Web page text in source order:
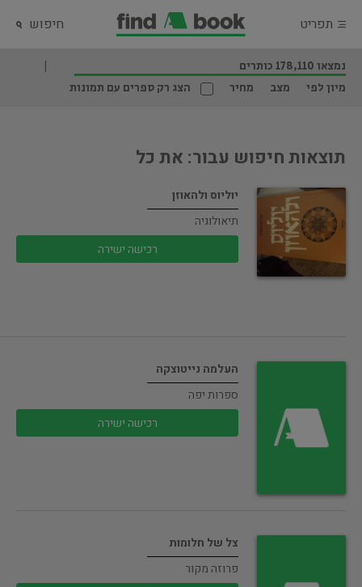
תפריט חיפוש
נמצאו 178,110 כותרים
מיון לפי
מצב מחיר הצג רק ספרים עם תמונות
תוצאות חיפוש עבור: את כל
יוליוס ולהאוזן
תיאולוגיה
רכישה ישירה
העלמה נייטוצקה
ספרות יפה
רכישה ישירה
צל של חלומות
פרוזה מקור